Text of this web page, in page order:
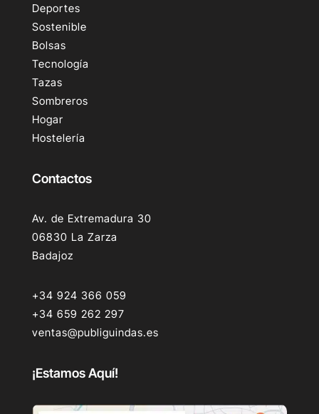
Deportes
Sostenible
Bolsas
Tecnología
Tazas
Sombreros
Hogar
Hostelería
Contactos
Av. de Extremadura 30
06830 La Zarza
Badajoz
+34 924 366 059
+34 659 262 297
ventas@publiguindas.es
¡Estamos Aquí!